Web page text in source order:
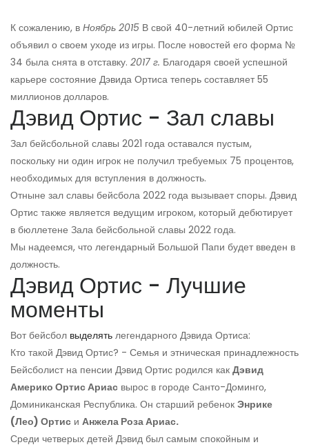
К сожалению, в Ноябрь 2015 В свой 40-летний юбилей Ортис
объявил о своем уходе из игры. После новостей его форма №
34 была снята в отставку. 2017 г. Благодаря своей успешной
карьере состояние Дэвида Ортиса теперь составляет 55
миллионов долларов.
Дэвид Ортис - Зал славы
Зал бейсбольной славы 2021 года оставался пустым,
поскольку ни один игрок не получил требуемых 75 процентов,
необходимых для вступления в должность.
Отныне зал славы бейсбола 2022 года вызывает споры. Дэвид
Ортис также является ведущим игроком, который дебютирует
в бюллетене Зала бейсбольной славы 2022 года.
Мы надеемся, что легендарный Большой Папи будет введен в
должность.
Дэвид Ортис - Лучшие
моменты
Вот бейсбол выделять легендарного Дэвида Ортиса:
Кто такой Дэвид Ортис? - Семья и этническая принадлежность
Бейсболист на пенсии Дэвид Ортис родился как Дэвид
Америко Ортис Ариас вырос в городе Санто-Доминго,
Доминиканская Республика. Он старший ребенок Энрике
(Лео) Ортис и Анжела Роза Ариас.
Среди четверых детей Дэвид был самым спокойным и